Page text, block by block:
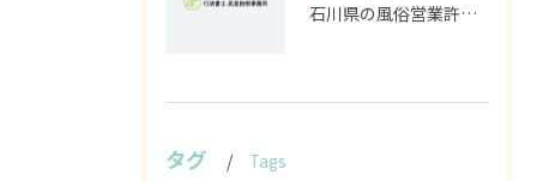
石川県の風俗営業許可なら行政書士高見裕樹事務所｜金沢・野々市・白山対応｜警察事前相談から図面作成まで
タグ Tags